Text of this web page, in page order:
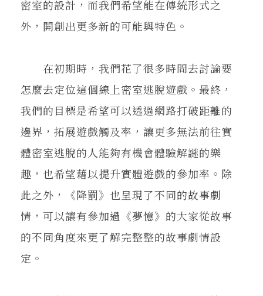
密室的設計，而我們希望能在傳統形式之
外，開創出更多新的可能與特色。
在初期時，我們花了很多時間去討論要
怎麼去定位這個線上密室逃脫遊戲。最終，
我們的目標是希望可以透過網路打破距離的
邊界，拓展遊戲觸及率，讓更多無法前往實
體密室逃脫的人能夠有機會體驗解謎的樂
趣，也希望藉以提升實體遊戲的參加率。除
此之外，《降罰》也呈現了不同的故事劇
情，可以讓有參加過《夢憶》的大家從故事
的不同角度來更了解完整整的故事劇情設
定。